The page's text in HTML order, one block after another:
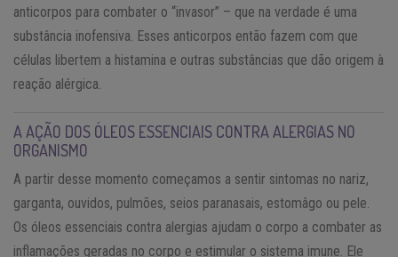
anticorpos para combater o “invasor” – que na verdade é uma
substância inofensiva. Esses anticorpos então fazem com que
células libertem a histamina e outras substâncias que dão origem à
reação alérgica.
A AÇÃO DOS ÓLEOS ESSENCIAIS CONTRA ALERGIAS NO
ORGANISMO
A partir desse momento começamos a sentir sintomas no nariz,
garganta, ouvidos, pulmões, seios paranasais, estomâgo ou pele.
Os óleos essenciais contra alergias ajudam o corpo a combater as
inflamações geradas no corpo e estimular o sistema imune. Ele